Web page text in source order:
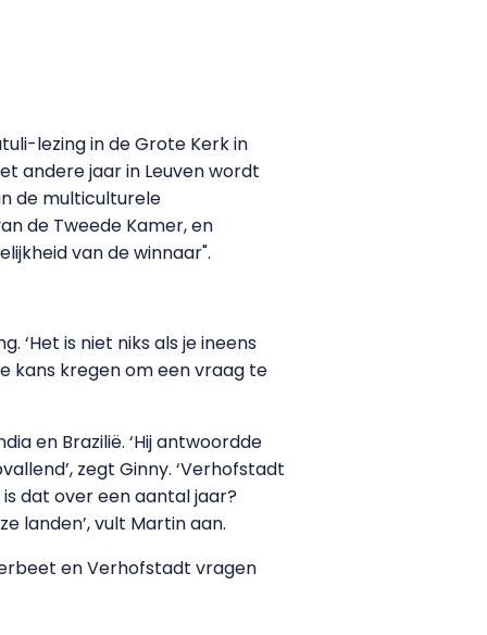
lezing in de Grote Kerk in
andere jaar in Leuven wordt
de multiculturele
de Tweede Kamer, en
van de winnaar".
‘Het is niet niks als je ineens
kans kregen om een vraag te
en Brazilië. ‘Hij antwoordde
zegt Ginny. ‘Verhofstadt
dat over een aantal jaar?
landen’, vult Martin aan.
en Verhofstadt vragen